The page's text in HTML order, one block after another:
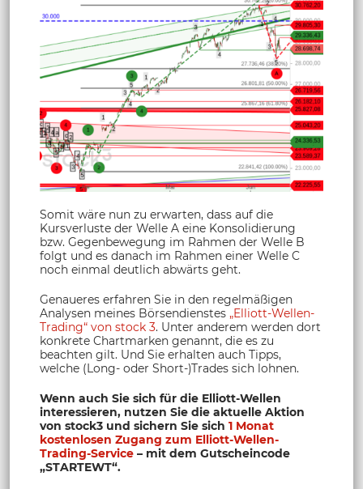
Somit wäre nun zu erwarten, dass auf die
Kursverluste der Welle A eine Konsolidierung
bzw. Gegenbewegung im Rahmen der Welle B
folgt und es danach im Rahmen einer Welle C
noch einmal deutlich abwärts geht.
Genaueres erfahren Sie in den regelmäßigen
Analysen meines Börsendienstes „Elliott-Wellen-
Trading“ von stock 3. Unter anderem werden dort
konkrete Chartmarken genannt, die es zu
beachten gilt. Und Sie erhalten auch Tipps,
welche (Long- oder Short-)Trades sich lohnen.
Wenn auch Sie sich für die Elliott-Wellen
interessieren, nutzen Sie die aktuelle Aktion
von stock3 und sichern Sie sich 1 Monat
kostenlosen Zugang zum Elliott-Wellen-
Trading-Service – mit dem Gutscheincode
„STARTEWT“.